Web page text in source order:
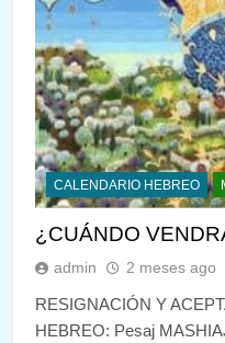
CALENDARIO HEBREO
¿CUÁNDO
admin 2 meses ago
RESIGNACIÓN Y
HEBREO: Pesaj